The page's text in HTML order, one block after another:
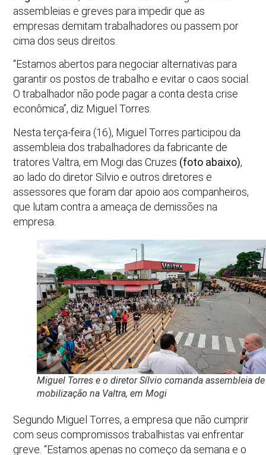
assembleias e greves para impedir que as
empresas demitam trabalhadores ou passem por
cima dos seus direitos.
“Estamos abertos para negociar alternativas para
garantir os postos de trabalho e evitar o caos social.
O trabalhador não pode pagar a conta desta crise
econômica”, diz Miguel Torres.
Nesta terça-feira (16), Miguel Torres participou da
assembleia dos trabalhadores da fabricante de
tratores Valtra, em Mogi das Cruzes (foto abaixo),
ao lado do diretor Silvio e outros diretores e
assessores que foram dar apoio aos companheiros,
que lutam contra a ameaça de demissões na
empresa.
Miguel Torres e o diretor Sílvio comanda assembleia de
mobilização na Valtra, em Mogi
Segundo Miguel Torres, a empresa que não cumprir
com seus compromissos trabalhistas vai enfrentar
greve. “Estamos apenas no começo da semana e o